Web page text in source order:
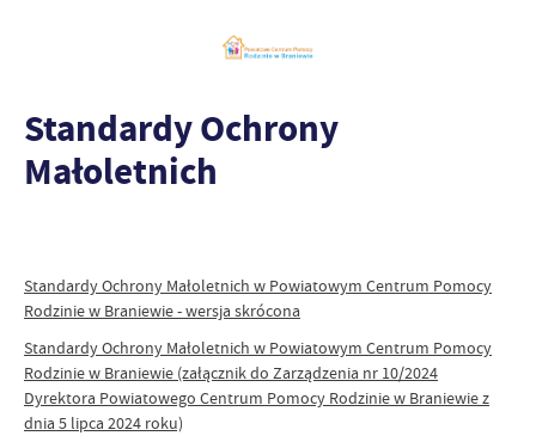
Standardy Ochrony
Małoletnich
Standardy Ochrony Małoletnich w Powiatowym Centrum Pomocy
Rodzinie w Braniewie - wersja skrócona
Standardy Ochrony Małoletnich w Powiatowym Centrum Pomocy
Rodzinie w Braniewie (załącznik do Zarządzenia nr 10/2024
Dyrektora Powiatowego Centrum Pomocy Rodzinie w Braniewie z
dnia 5 lipca 2024 roku)